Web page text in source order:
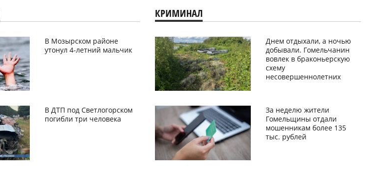
В Мозырском районе
утонул 4-летний мальчик
В ДТП под Светлогорском
погибли три человека
КРИМИНАЛ
Днем отдыхали, а ночью
добывали. Гомельчанин
вовлек в браконьерскую
схему
несовершеннолетних
За неделю жители
Гомельщины отдали
мошенникам более 135
тыс. рублей